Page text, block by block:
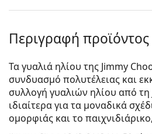
Περιγραφή προϊόντος
Τα γυαλιά ηλίου της Jimmy
συνδυασμό πολυτέλειας και
συλλογή γυαλιών ηλίου από τη
ιδιαίτερα για τα μοναδικά
ομορφιάς και το